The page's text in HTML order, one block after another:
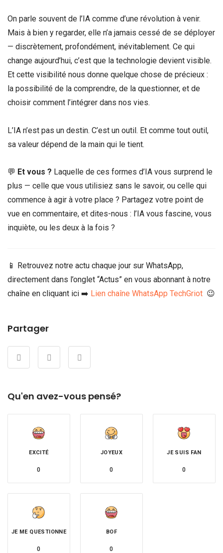
On parle souvent de l’IA comme d’une révolution à venir.
Mais à bien y regarder, elle n’a jamais cessé de se déployer
— discrètement, profondément, inévitablement. Ce qui
change aujourd’hui, c’est que la technologie devient visible.
Et cette visibilité nous donne quelque chose de précieux :
la possibilité de la comprendre, de la questionner, et de
choisir comment l’intégrer dans nos vies.
L’IA n’est pas un destin. C’est un outil. Et comme tout outil,
sa valeur dépend de la main qui le tient.
💬 Et vous ? Laquelle de ces formes d’IA vous surprend le
plus — celle que vous utilisiez sans le savoir, ou celle qui
commence à agir à votre place ? Partagez votre point de
vue en commentaire, et dites-nous : l’IA vous fascine, vous
inquiète, ou les deux à la fois ?
📱 Retrouvez notre actu chaque jour sur WhatsApp,
directement dans l’onglet “Actus” en vous abonnant à notre
chaîne en cliquant ici ➡️ Lien chaîne WhatsApp TechGriot 😉
Partager
Qu'en avez-vous pensé?
EXCITÉ
0
JOYEUX
0
JE SUIS FAN
0
JE ME QUESTIONNE
0
BOF
0